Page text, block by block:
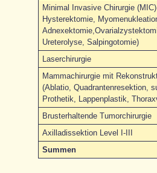
Minimal Invasive Chirurgie
Hysterektomie,
Ureterolyse, Salpingotomie)
Laserchirurgie
Mammachirurgie mit
(Ablatio, Quadrantenresektion,
Prothetik, Lappenplastik,
Brusterhaltende Tumorchirurgie
Axilladissektion Level I-III
Summen